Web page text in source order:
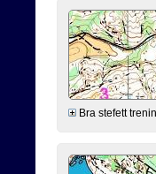
Bra stefett